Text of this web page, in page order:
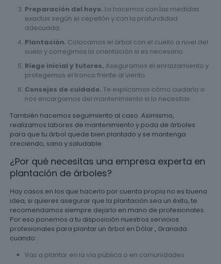
Preparación del hoyo. Lo hacemos con las medidas
exactas según el cepellón y con la profundidad
adecuada.
Plantación. Colocamos el árbol con el cuello a nivel del
suelo y corregimos la orientación si es necesario.
Riego inicial y tutores. Aseguramos el enraizamiento y
protegemos el tronco frente al viento.
Consejos de cuidado. Te explicamos cómo cuidarlo o
nos encargamos del mantenimiento si lo necesitas.
También hacemos seguimiento al caso. Asimismo,
realizamos labores de mantenimiento y poda de árboles
para que tu árbol quede bien plantado y se mantenga
creciendo, sano y saludable.
¿Por qué necesitas una empresa experta en
plantación de árboles?
Hay casos en los que hacerlo por cuenta propia no es buena
idea, si quieres asegurar que la plantación sea un éxito, te
recomendamos siempre dejarlo en mano de profesionales.
Por eso ponemos a tu disposición nuestros servicios
profesionales para plantar un árbol en Dólar , Granada
cuando:
Vas a plantar en la vía pública o en comunidades.